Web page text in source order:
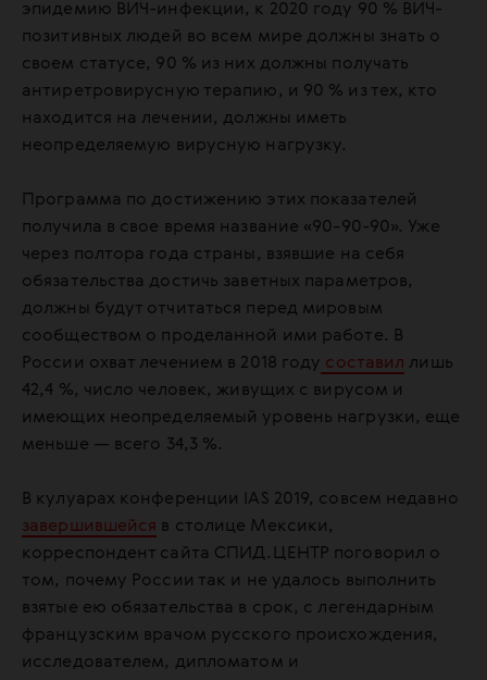
эпидемию ВИЧ-инфекции, к 2020 году 90 % ВИЧ-
позитивных людей во всем мире должны знать о
своем статусе, 90 % из них должны получать
антиретровирусную терапию, и 90 % из тех, кто
находится на лечении, должны иметь
неопределяемую вирусную нагрузку.
Программа по достижению этих показателей
получила в свое время название «90-90-90». Уже
через полтора года страны, взявшие на себя
обязательства достичь заветных параметров,
должны будут отчитаться перед мировым
сообществом о проделанной ими работе. В
России охват лечением в 2018 году составил лишь
42,4 %, число человек, живущих с вирусом и
имеющих неопределяемый уровень нагрузки, еще
меньше — всего 34,3 %.
В кулуарах конференции IAS 2019, совсем недавно
завершившейся в столице Мексики,
корреспондент сайта СПИД.ЦЕНТР поговорил о
том, почему России так и не удалось выполнить
взятые ею обязательства в срок, с легендарным
французским врачом русского происхождения,
исследователем, дипломатом и